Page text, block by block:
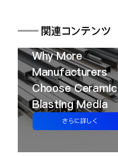
━━関連コンテンツ
Why More
Manufacturers
Choose Ceramic
Blasting Media
さらに詳しく